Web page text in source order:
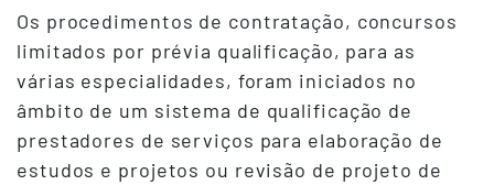
Os procedimentos de contratação, concursos
limitados por prévia qualificação, para as
várias especialidades, foram iniciados no
âmbito de um sistema de qualificação de
prestadores de serviços para elaboração de
estudos e projetos ou revisão de projeto de